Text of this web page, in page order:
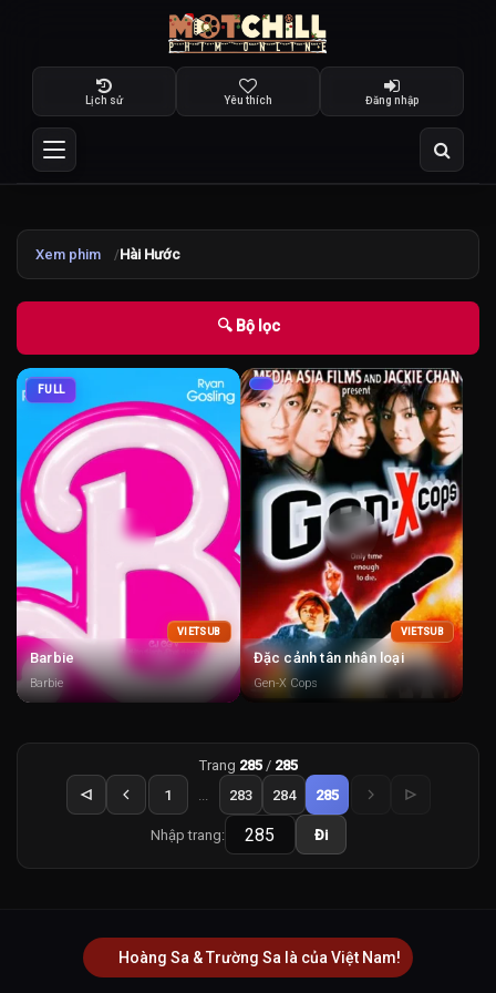
Lịch sử Yêu thích Đăng nhập
Xem phim Hài Hước
🔍 Bộ lọc
FULL
VIETSUB
Barbie
Barbie
VIETSUB
Đặc cảnh tân nhân loại
Gen-X Cops
Trang 285/ 285
1
283 284 285
Nhập trang: Đi
Hoàng Sa & Trường Sa là của Việt Nam!